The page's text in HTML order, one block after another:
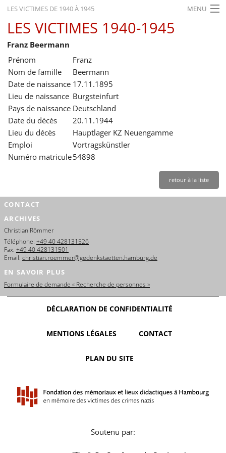
LES VICTIMES DE 1940 À 1945 MENU
ACCUEIL
ACTUALITÉS
EXPOSITIONS
HISTORIQUE
FORMATION
RECHERCHE
SERVICE
LES VICTIMES 1940-1945
Franz Beermann
Prénom
Franz
Nom de famille
Beermann
Date de naissance 17.11.1895
Lieu de naissance Burgsteinfurt
Pays de naissance Deutschland
Date du décès
20.11.1944
Lieu du décès
Hauptlager KZ Neuengamme
Emploi
Vortragskünstler
Numéro matricule54898
retour à la liste
CONTACT
ARCHIVES
Christian Römmer
Téléphone: +49 40 428131526
Fax: +49 40 428131501
Email: christian.roemmer@gedenkstaetten.hamburg.de
EN SAVOIR PLUS
Formulaire de demande « Recherche de personnes »
DÉCLARATION DE CONFIDENTIALITÉ
MENTIONS LÉGALES CONTACT
PLAN DU SITE
Soutenu par: